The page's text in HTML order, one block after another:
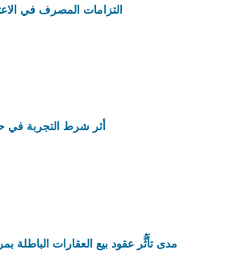
التزامات المصرف في
أثر شرط التجربة في
مدى تأَثُّر عقود بيع العقارات